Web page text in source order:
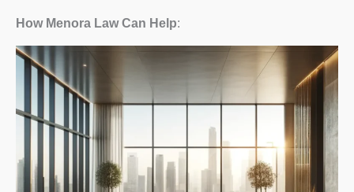
How Menora Law Can Help: